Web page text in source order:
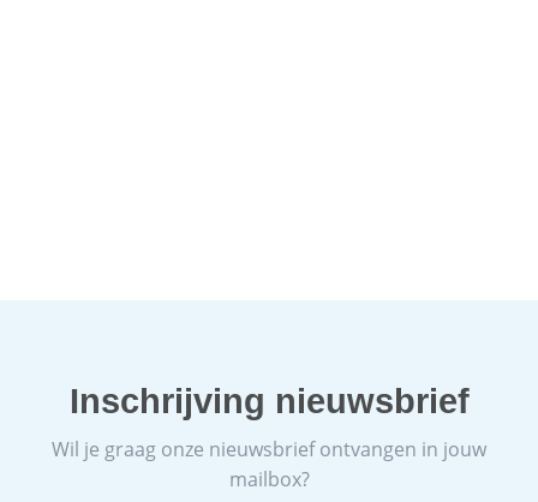
Inschrijving nieuwsbrief
Wil je graag onze nieuwsbrief ontvangen in jouw
mailbox?